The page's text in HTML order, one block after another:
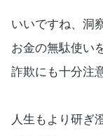
いいですね、洞
お金の無駄使い
詐欺にも十分注
人生もより研ぎ